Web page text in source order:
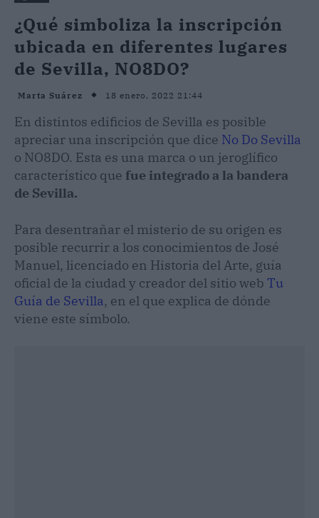
¿Qué simboliza la inscripción
ubicada en diferentes lugares
de Sevilla, NO8DO?
Marta Suárez 18 enero, 2022 21:44
En distintos edificios de Sevilla es posible
apreciar una inscripción que dice No Do Sevilla
o NO8DO. Esta es una marca o un jeroglífico
característico que fue integrado a la bandera
de Sevilla.
Para desentrañar el misterio de su origen es
posible recurrir a los conocimientos de José
Manuel, licenciado en Historia del Arte, guía
oficial de la ciudad y creador del sitio web Tu
Guía de Sevilla, en el que explica de dónde
viene este símbolo.